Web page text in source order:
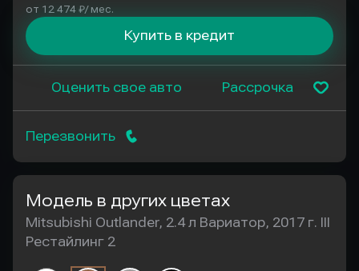
от 12 474 ₽/ мес.
Купить в кредит
Оценить свое авто Рассрочка
Перезвонить
Модель в других цветах
Mitsubishi Outlander, 2.4 л Вариатор, 2017 г. III
Рестайлинг 2